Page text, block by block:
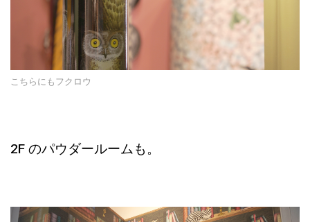
こちらにもフクロウ
2F のパウダールームも。